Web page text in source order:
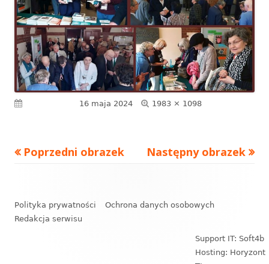
16 maja 2024
Pełny
1983 × 1098
Poprzedni obrazek Następny obrazek
stopki
Polityka prywatności
Ochrona danych osobowych
Redakcja serwisu
Support IT: Soft4b
Hosting: Horyzont